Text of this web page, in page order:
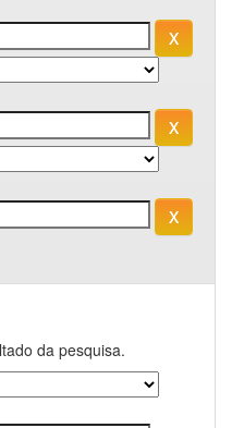
da pesquisa.